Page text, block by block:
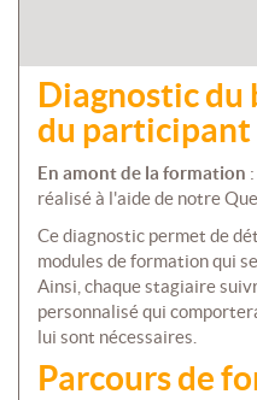
Diagnostic du
du participant
En amont de la formation
réalisé à l'aide de notre
Ce diagnostic permet de
modules de formation qui
Ainsi, chaque stagiaire
personnalisé qui
lui sont nécessaires.
Parcours de